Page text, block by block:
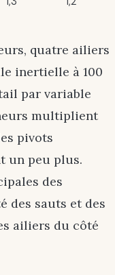
quatre ailiers
inertielle à 100
par variable
multiplient
pivots
un peu plus.
des
des sauts et des
ailiers du côté